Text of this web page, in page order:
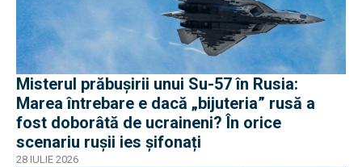
Misterul prăbușirii unui Su-57 în Rusia:
Marea întrebare e dacă „bijuteria” rusă a
fost doborâtă de ucraineni? În orice
scenariu rușii ies șifonați
28 IULIE 2026